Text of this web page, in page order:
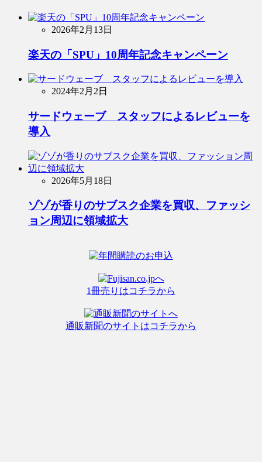
2026年2月13日
楽天の「SPU」10周年記念キャンペーン
2024年2月2日
サードウェーブ スタッフによるレビューを
導入
2026年5月18日
ゾゾが香りのサブスク企業を買収、ファッシ
ョン周辺に領域拡大
1冊売りはコチラから
通販新聞のサイトはコチラから